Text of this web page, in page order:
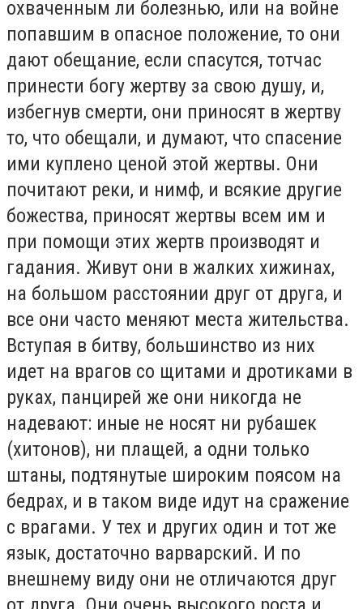
охваченным ли болезнью, или на войне
попавшим в опасное положение, то они
дают обещание, если спасутся, тотчас
принести богу жертву за свою душу, и,
избегнув смерти, они приносят в жертву
то, что обещали, и думают, что спасение
ими куплено ценой этой жертвы. Они
почитают реки, и нимф, и всякие другие
божества, приносят жертвы всем им и
при помощи этих жертв производят и
гадания. Живут они в жалких хижинах,
на большом расстоянии друг от друга, и
все они часто меняют места жительства.
Вступая в битву, большинство из них
идет на врагов со щитами и дротиками в
руках, панцирей же они никогда не
надевают: иные не носят ни рубашек
(хитонов), ни плащей, а одни только
штаны, подтянутые широким поясом на
бедрах, и в таком виде идут на сражение
с врагами. У тех и других один и тот же
язык, достаточно варварский. И по
внешнему виду они не отличаются друг